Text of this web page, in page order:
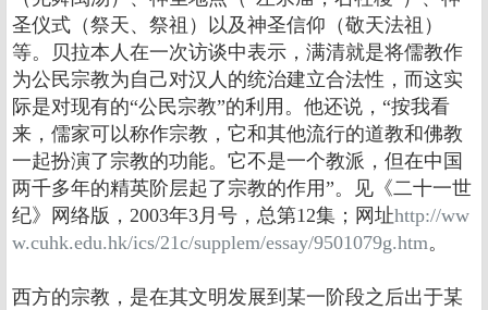
圣仪式（祭天、祭祖）以及神圣信仰（敬天法祖）
等。贝拉本人在一次访谈中表示，满清就是将儒教作
为公民宗教为自己对汉人的统治建立合法性，而这实
际是对现有的“公民宗教”的利用。他还说，“按我看
来，儒家可以称作宗教，它和其他流行的道教和佛教
一起扮演了宗教的功能。它不是一个教派，但在中国
两千多年的精英阶层起了宗教的作用”。见《二十一世
纪》网络版，2003年3月号，总第12集；网址http://ww
w.cuhk.edu.hk/ics/21c/supplem/essay/9501079g.htm。
西方的宗教，是在其文明发展到某一阶段之后出于某